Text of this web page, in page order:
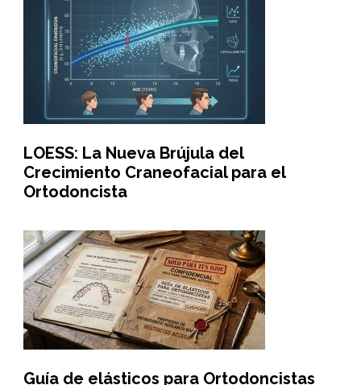
LOESS: La Nueva Brújula del
Crecimiento Craneofacial para el
Ortodoncista
Guía de elásticos para Ortodoncistas